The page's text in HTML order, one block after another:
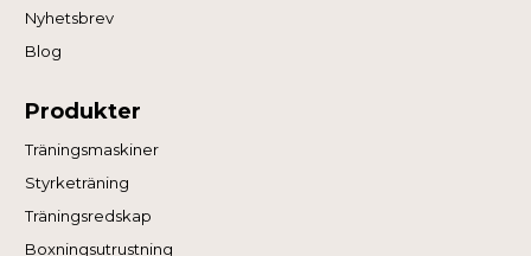
Nyhetsbrev
Blog
Produkter
Träningsmaskiner
Styrketräning
Träningsredskap
Boxningsutrustning